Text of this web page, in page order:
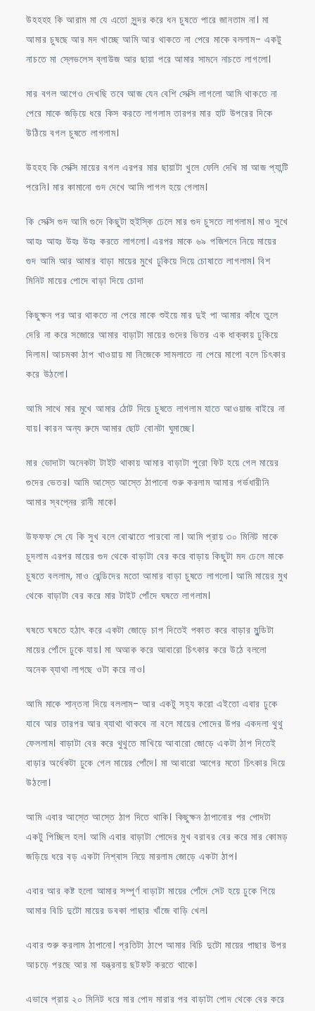
উহহহহ কি আরাম মা যে এতো সুন্দর করে ধন চুষতে পারে জানতাম না। মা
আমার চুষছে আর মদ খাচ্ছে আমি আর থাকতে না পেরে মাকে বললাম- একটু
নাচতে মা স্লেভলেস ব্লাউজ আর ছায়া পরে আমার সামনে নাচতে লাগলো।
মার বগল আগেও দেখছি তবে আজ যেন বেশি সেক্সি লাগলো আমি থাকতে না
পেরে মাকে জড়িয়ে ধরে কিস করতে লাগলাম তারপর মার হাট উপরের দিকে
উঠিয়ে বগল চুষতে লাগলাম।
উহহহ কি সেক্সি মায়ের বগল এরপর মার ছায়াটা খুলে ফেলি দেখি মা আজ প্যান্টি
পরেনি। মার কামানো গুদ দেখে আমি পাগল হয়ে গেলাম।
কি সেক্সি গুদ আমি গুদে কিছুটা হুইস্কি ঢেলে মার গুদ চুসতে লাগলাম। মাও সুখে
আহঃ আহঃ উহঃ উহঃ করতে লাগলো। এরপর মাকে ৬৯ পজিশনে নিয়ে মায়ের
গুদ আমি আর আমার বাড়া মায়ের মুখে ঢুকিয়ে দিয়ে চোষাতে লাগলাম। বিশ
মিনিট মায়ের পোদে বাড়া দিয়ে চোদা
কিছুক্ষন পর আর থাকতে না পেরে মাকে শুইয়ে মার দুই পা আমার কাঁধে তুলে
দেরি না করে সজোরে আমার বাড়াটা মায়ের গুদের ভিতর এক ধাক্কায় ঢুকিয়ে
দিলাম। আচমকা ঠাপ খাওয়ায় মা নিজেকে সামলাতে না পেরে মাগো বলে চিৎকার
করে উঠলো।
আমি সাথে মার মুখে আমার ঠোট দিয়ে চুষতে লাগলাম যাতে আওয়াজ বাইরে না
যায়। কারন অন্য রুমে আমার ছোট বোনটা ঘুমাচ্ছে।
মার ভোদাটা অনেকটা টাইট থাকায় আমার বাড়াটা পুরো ফিট হয়ে গেল মায়ের
গুদের ভেতর। আমি আস্তে আস্তে ঠাপানো শুরু করলাম আমার গর্ভধারীনি
আমার স্বপ্নের রানী মাকে।
উফফফ সে যে কি সুখ বলে বোঝাতে পারবো না। আমি প্রায় ৩০ মিনিট মাকে
চুদলাম এরপর মায়ের গুদ থেকে বাড়াটা বের করে বাড়ায় কিছুটা মদ ঢেলে মাকে
চুষতে বললাম, মাও রেন্ডিদের মতো আমার বাড়া চুষতে লাগলো। আমি মায়ের মুখ
থেকে বাড়াটা বের করে মার টাইট পোঁদে ঘষতে লাগলাম।
ঘষতে ঘষতে হঠাৎ করে একটা জোড়ে চাপ দিতেই পকাত করে বাড়ার মুন্ডিটা
মায়ের পোঁদে ঢুকে যায়। মা অআক করে আবারো চিৎকার করে উঠে বললো
অনেক ব্যাথা লাগছে ওটা করে নাও।
আমি মাকে শান্তনা দিয়ে বললাম- আর একটু সহ্য করো এইতো এবার ঢুকে
যাবে আর তারপর আর ব্যাথা থাকবে না বলে মায়ের পোদের উপর একদলা থুথু
ফেললাম। বাড়াটা বের করে থুথুতে মাখিয়ে আবারো জোড়ে একটা ঠাপ দিতেই
বাড়ার অর্ধেকটা ঢুকে গেল মায়ের পোঁদে। মা আবারো আগের মতো চিৎকার দিয়ে
উঠলো।
আমি এবার আস্তে আস্তে ঠাপ দিতে থাকি। কিছুক্ষন ঠাপানোর পর পোদটা
একটু পিচ্ছিল হল। আমি এবার বাড়াটা পোদের মুখ বরাবর বের করে মার কোমড়
জড়িয়ে ধরে বড় একটা নিশ্বাস নিয়ে মারলাম জোড়ে একটা ঠাপ।
এবার আর কষ্ট হলো আমার সম্পূর্ণ বাড়াটা মায়ের পোঁদে সেট হয়ে ঢুকে গিয়ে
আমার বিচি দুটো মায়ের ডবকা পাছার খাঁজে বাড়ি খেল।
এবার শুরু করলাম ঠাপানো। প্রতিটা ঠাপে আমার বিচি দুটো মায়ের পাছার উপর
আচড়ে পরছে আর মা যন্ত্রনায় ছটফট করতে থাকে।
এভাবে প্রায় ২০ মিনিট ধরে মার পোদ মারার পর বাড়াটা পোদ থেকে বের করে